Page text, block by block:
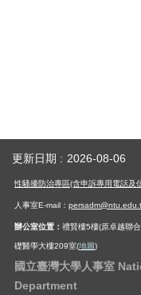
更新日期 2026-08-06
性騷擾防治專區(含申訴專用電話及
人事室E-mail：
辦公室位置： 禮賢樓5樓(原卓越聯
礎醫學大樓209室(地圖)
國立臺灣大學人事室
Department